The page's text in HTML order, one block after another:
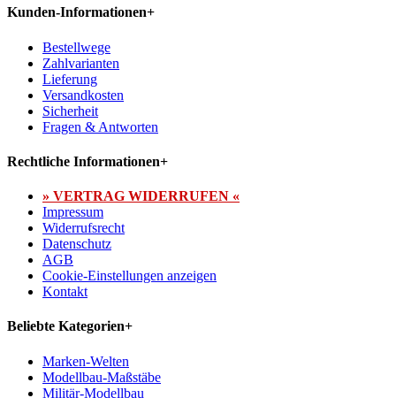
Kunden-Informationen+
Bestellwege
Zahlvarianten
Lieferung
Versandkosten
Sicherheit
Fragen & Antworten
Rechtliche Informationen+
» VERTRAG WIDERRUFEN «
Impressum
Widerrufsrecht
Datenschutz
AGB
Cookie-Einstellungen anzeigen
Kontakt
Beliebte Kategorien+
Marken-Welten
Modellbau-Maßstäbe
Militär-Modellbau